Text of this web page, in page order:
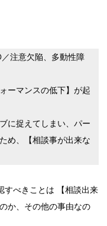
注意欠陥、多動性障
ーマンスの低下】が起
に捉えてしまい、パー
め、【相談事が出来な
すべきことは 【相談出来
か、その他の事由なの